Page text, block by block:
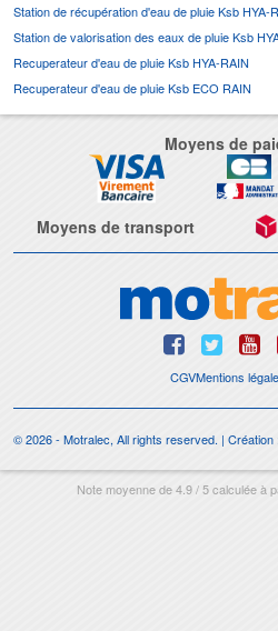
Station de récupération d'eau de pluie Ksb HYA-
Station de valorisation des eaux de pluie Ksb
Recuperateur d'eau de pluie Ksb HYA-RAIN
Recuperateur d'eau de pluie Ksb ECO RAIN
Moyens de
Moyens de transport
CGVMentions
© 2026 - Motralec, All rights reserved. | Création :
Note moyenne de4.9/5calculée à